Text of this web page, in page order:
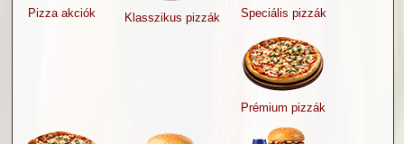
Pizza akciók Klasszikus pizzák Speciális pizzák
Prémium pizzák